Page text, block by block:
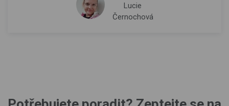
Lucie
Černochová